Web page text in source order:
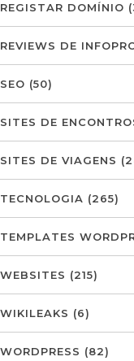
REGISTAR DOMÍNIO
REVIEWS DE
SEO (50)
SITES DE
SITES DE VIAGENS
TECNOLOGIA (265)
TEMPLATES
WEBSITES (215)
WIKILEAKS (6)
WORDPRESS (82)